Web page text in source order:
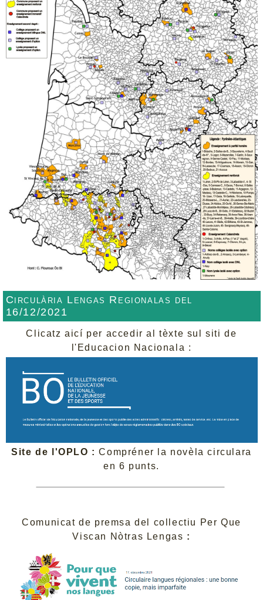
Circulària Lengas Regionalas del
16/12/2021
Clicatz aicí per accedir al tèxte sul siti de
l'Educacion Nacionala :
Site de l'OPLO :Compréner la novèla circulara
en 6 punts.
Comunicat de premsa del collectiu Per Que
Viscan Nòtras Lengas :